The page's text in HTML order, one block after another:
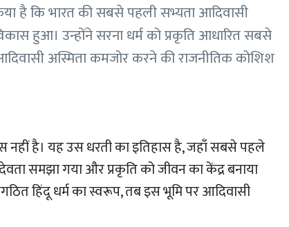
है कि भारत की सबसे पहली सभ्यता आदिवासी
हुआ। उन्होंने सरना धर्म को प्रकृति आधारित सबसे
अस्मिता कमजोर करने की राजनीतिक कोशिश
नहीं है। यह उस धरती का इतिहास है, जहाँ सबसे पहले
समझा गया और प्रकृति को जीवन का केंद्र बनाया
हिंदू धर्म का स्वरूप, तब इस भूमि पर आदिवासी